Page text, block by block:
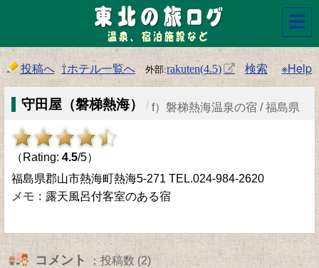
投稿へ ⇧ホテル一覧へ rakuten(4.5) 検索 ※Help
守田屋（磐梯熱海） / f）磐梯熱海温泉の宿 / 福島県
（Rating: 4.5/5）
福島県郡山市熱海町熱海5-271 TEL.024-984-2620
露天風呂付客室のある宿
コメント：投稿数 (2)
☰